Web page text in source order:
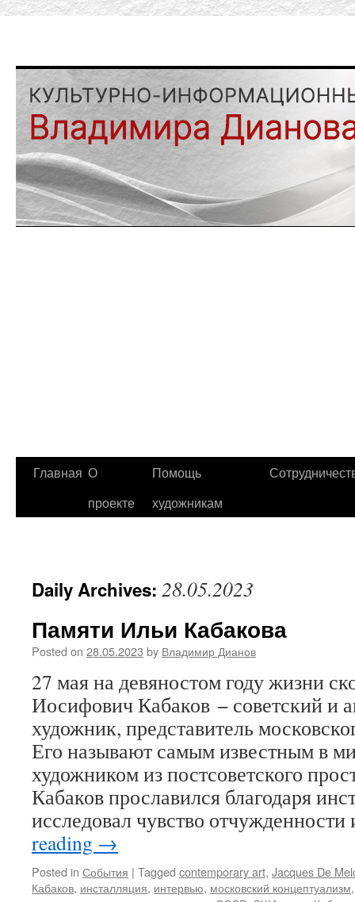
Главная О
проекте
Помощь
художникам
Daily Archives: 28.05.2023
Памяти Ильи Кабакова
Posted on 28.05.2023 by Владимир Дианов
27 мая на девяностом году жизни
Иосифович Кабаков − советский и
художник, представитель
Его называют самым известным в
художником из постсоветского
Кабаков прославился благодаря
исследовал чувство
reading →
Posted in События | Tagged contemporary art, Jacques De
Кабаков, инсталляция, интервью, московский концептуализм